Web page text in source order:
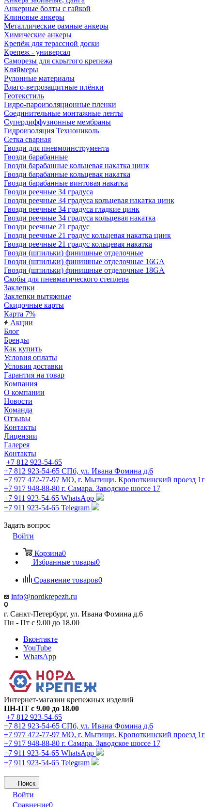
Анкерные болты с гайкой
Клиновые анкеры
Металлические рамные анкеры
Химические анкеры
Крепёж для терассной доски
Крепеж - универсал
Саморезы для скрытого крепежа
Кляймеры
Рулонные материалы
Влаго-ветрозащитные плёнки
Геотекстиль
Гидро-пароизоляционные пленки
Соединительные монтажные ленты
Супердиффузионные мембраны
Гидроизоляция Технониколь
Сетка сварная
Гвозди для пневмоинструмента
Гвозди барабанные
Гвозди барабанные кольцевая накатка цинк
Гвозди барабанные кольцевая накатка
Гвозди барабанные винтовая накатка
Гвозди реечные 34 градуса
Гвозди реечные 34 градуса кольцевая накатка цинк
Гвозди реечные 34 градуса гладкие цинк
Гвозди реечные 34 градуса кольцевая накатка
Гвозди реечные 21 градус
Гвозди реечные 21 градус кольцевая накатка цинк
Гвозди реечные 21 градус кольцевая накатка
Гвозди (шпильки) финишные отделочные
Гвозди (шпильки) финишные отделочные 16GA
Гвозди (шпильки) финишные отделочные 18GA
Скобы для пневматического степлера
Заклепки
Заклепки вытяжные
Скидочные карты
Карта 7%
Акции
Блог
Бренды
Как купить
Условия оплаты
Условия доставки
Гарантия на товар
Компания
О компании
Новости
Команда
Отзывы
Контакты
Лицензии
Галерея
Контакты
+7 812 923-54-65
+7 812 923-54-65 СПб, ул. Ивана Фомина д.6
+7 977 472-77-97 МО, г. Мытищи. Кропоткинский проезд 1г
+7 917 948-88-80 г. Самара. Заводское шоссе 17
+7 911 923-54-65 WhatsApp
+7 911 923-54-65 Telegram
Задать вопрос
Войти
Корзина0
Избранные товары0
Сравнение товаров0
info@nordkrepezh.ru
г. Санкт-Петербург, ул. Ивана Фомина д.6
Пн - Пт с 9.00 до 18.00
Вконтакте
YouTube
WhatsApp
Интернет-магазин крепежных изделий
ПН-ПТ с 9.00 до 18.00
+7 812 923-54-65
+7 812 923-54-65 СПб, ул. Ивана Фомина д.6
+7 977 472-77-97 МО, г. Мытищи. Кропоткинский проезд 1г
+7 917 948-88-80 г. Самара. Заводское шоссе 17
+7 911 923-54-65 WhatsApp
+7 911 923-54-65 Telegram
Поиск
Войти
Сравнение0